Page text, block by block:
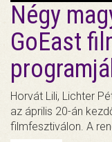
Négy
GoEast
Horvát Lili, Lichter
az április 20-án
filmfesztiválon. A